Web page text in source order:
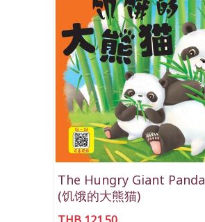
The Hungry Giant Panda
(饥饿的大熊猫)